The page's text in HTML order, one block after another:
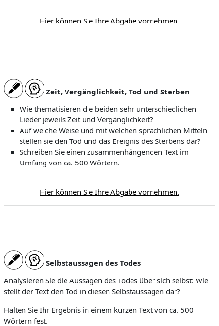
Hier können Sie Ihre Abgabe vornehmen.
Zeit, Vergänglichkeit, Tod und Sterben
Wie thematisieren die beiden sehr unterschiedlichen
Lieder jeweils Zeit und Vergänglichkeit?
Auf welche Weise und mit welchen sprachlichen Mitteln
stellen sie den Tod und das Ereignis des Sterbens dar?
Schreiben Sie einen zusammenhängenden Text im
Umfang von ca. 500 Wörtern.
Hier können Sie Ihre Abgabe vornehmen.
Selbstaussagen des Todes
Analysieren Sie die Aussagen des Todes über sich selbst: Wie
stellt der Text den Tod in diesen Selbstaussagen dar?
Halten Sie Ihr Ergebnis in einem kurzen Text von ca. 500
Wörtern fest.